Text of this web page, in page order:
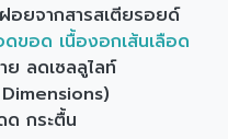
อยจากสารสเตียรอยด์
ขอด เนื้องอกเส้นเลือด
ย ลดเซลลูไลท์
ด กระตื้น